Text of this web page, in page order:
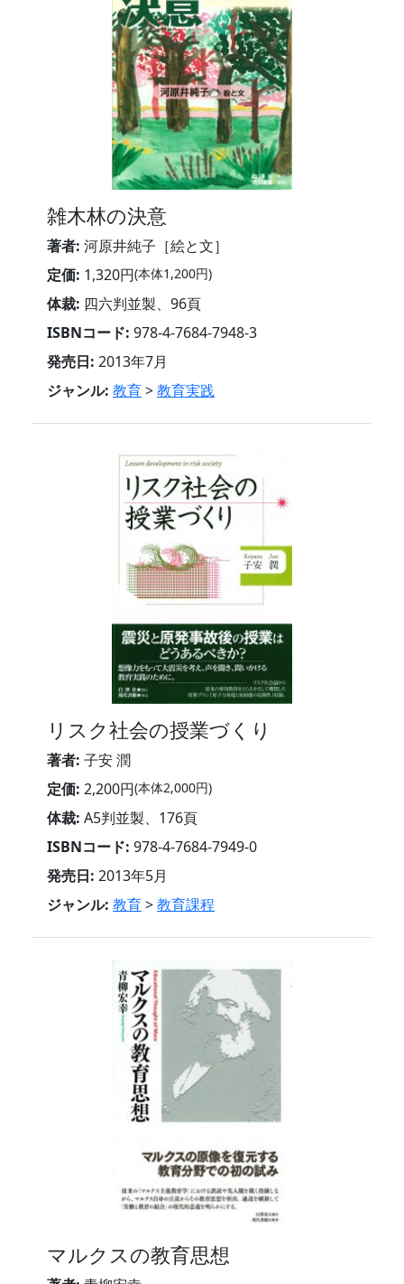
雑木林の決意
著者: 河原井純子［絵と文］
定価: 1,320円(本体1,200円)
体裁: 四六判並製、96頁
ISBNコード: 978-4-7684-7948-3
発売日: 2013年7月
ジャンル: 教育>教育実践
リスク社会の授業づくり
著者: 子安 潤
定価: 2,200円(本体2,000円)
体裁: A5判並製、176頁
ISBNコード: 978-4-7684-7949-0
発売日: 2013年5月
ジャンル: 教育>教育課程
マルクスの教育思想